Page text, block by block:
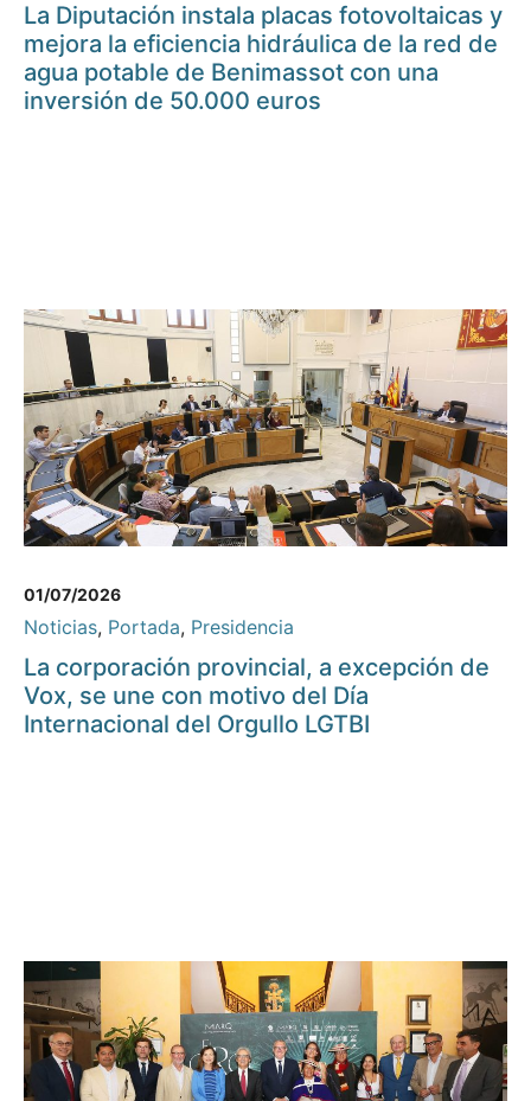
La Diputación instala placas fotovoltaicas y
mejora la eficiencia hidráulica de la red de
agua potable de Benimassot con una
inversión de 50.000 euros
01/07/2026
Noticias, Portada, Presidencia
La corporación provincial, a excepción de
Vox, se une con motivo del Día
Internacional del Orgullo LGTBI